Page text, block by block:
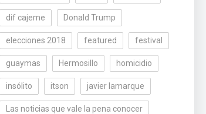
dif cajeme Donald Trump
elecciones 2018 featured festival
guaymas Hermosillo homicidio
insólito itson javier lamarque
Las noticias que vale la pena conocer